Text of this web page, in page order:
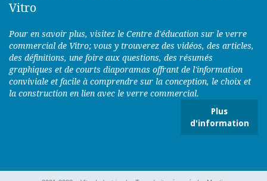
Composé organique volatil (COV)
Condensation
Conduction
Convection
Transfert de chaleur occasionné par le mouvement d'un
Cordon de calfeutrage
Vitro
Pour en savoir plus, visitez le Centre d'éducation sur le verre
commercial de Vitro; vous y trouverez des vidéos, des articles,
des définitions, une foire aux questions, des résumés
graphiques et de courts diaporamas offrant de l'information
conviviale et facile à comprendre sur la conception, le choix et
la construction en lien avec le verre commercial.
Plus
d'information